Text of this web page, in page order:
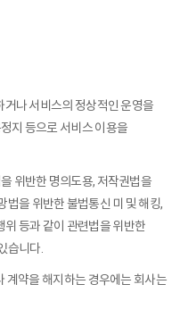
거나 서비스의 정상적인 운영을
지 등으로 서비스 이용을
위반한 명의도용, 저작권법을
법을 위반한 불법통신 미 및 해킹,
등과 같이 관련법을 위반한
습니다.
계약을 해지하는 경우에는 회사는